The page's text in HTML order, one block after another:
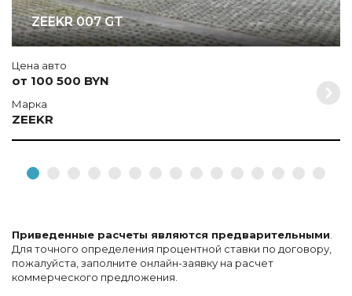
ZEEKR 007 GT
Цена авто
от 100 500 BYN
Марка
ZEEKR
Приведенные расчеты являются предварительными
Для точного определения процентной ставки по договору,
пожалуйста, заполните онлайн-заявку на расчет
коммерческого предложения.